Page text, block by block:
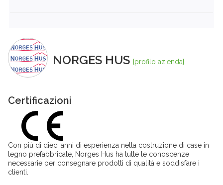
NORGES HUS [profilo azienda]
Certificazioni
Con più di dieci anni di esperienza nella costruzione di case in
legno prefabbricate, Norges Hus ha tutte le conoscenze
necessarie per consegnare prodotti di qualità e soddisfare i
clienti.